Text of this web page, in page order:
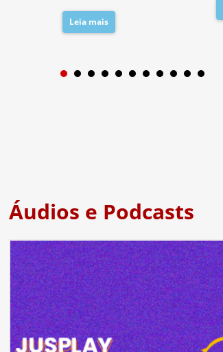
Leia mais
1 2
Áudios e Podcasts